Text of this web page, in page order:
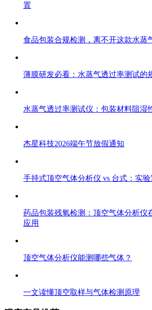
置
食品包装合规检测，离不开这款水蒸
薄膜研发必看：水蒸气透过率测试的
水蒸气透过率测试仪：包装材料阻湿
杰星科技2026端午节放假通知
手持式顶空气体分析仪 vs 台式：实
药品包装残氧检测：顶空气体分析仪
应用
顶空气体分析仪能测哪些气体？
一文读懂顶空取样与气体检测原理